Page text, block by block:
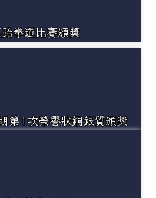
拳道比賽頒獎
第1次榮譽狀銅銀質頒獎